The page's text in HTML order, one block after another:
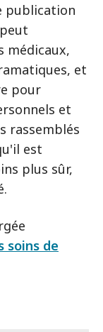
publication
médicaux,
et
pour
et
rassemblés
est
plus sûr,
soins de